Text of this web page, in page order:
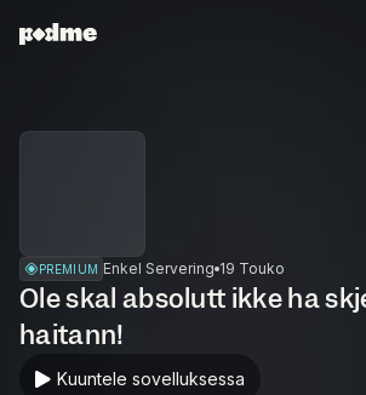
PREMIUM Enkel Servering 19 Touko
Ole skal absolutt ikke ha
haitann!
Kuuntele sovelluksessa